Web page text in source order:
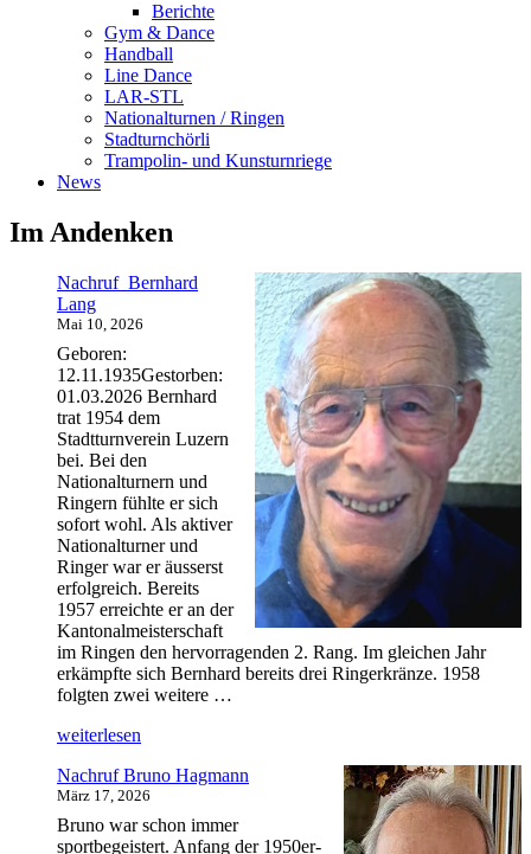
Berichte
Gym & Dance
Handball
Line Dance
LAR-STL
Nationalturnen / Ringen
Stadturnchörli
Trampolin- und Kunsturnriege
News
Im Andenken
Nachruf Bernhard
Lang
Mai 10, 2026
Geboren:
12.11.1935Gestorben:
01.03.2026 Bernhard
trat 1954 dem
Stadtturnverein Luzern
bei. Bei den
Nationalturnern und
Ringern fühlte er sich
sofort wohl. Als aktiver
Nationalturner und
Ringer war er äusserst
erfolgreich. Bereits
1957 erreichte er an der
Kantonalmeisterschaft
im Ringen den hervorragenden 2. Rang. Im gleichen Jahr
erkämpfte sich Bernhard bereits drei Ringerkränze. 1958
folgten zwei weitere …
„Nachruf
Lang“
weiterlesen
Nachruf Bruno Hagmann
März 17, 2026
Bruno war schon immer
sportbegeistert. Anfang der 1950er-